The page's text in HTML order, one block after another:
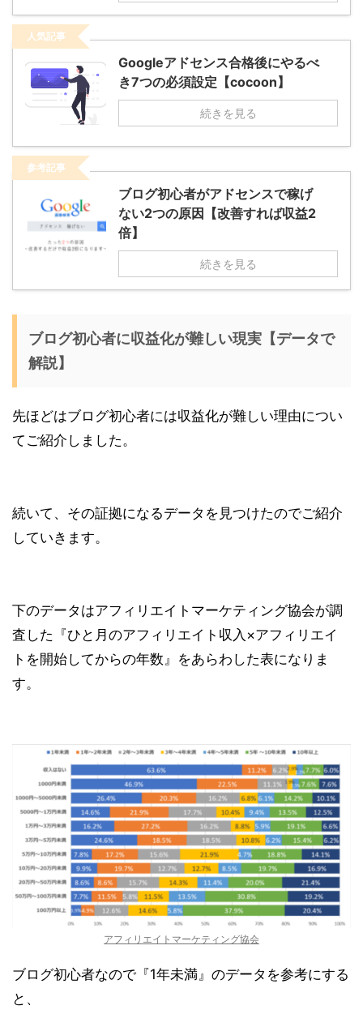
人気記事
Googleアドセンス合格後にやるべ
き7つの必須設定【cocoon】
続きを見る
参考記事
ブログ初心者がアドセンスで稼げ
ない2つの原因【改善すれば収益2
倍】
続きを見る
ブログ初心者に収益化が難しい現実【データで
解説】
先ほどはブログ初心者には収益化が難しい理由につい
てご紹介しました。
続いて、その証拠になるデータを見つけたのでご紹介
していきます。
下のデータはアフィリエイトマーケティング協会が調
査した『ひと月のアフィリエイト収入×アフィリエイ
トを開始してからの年数』をあらわした表になりま
す。
アフィリエイトマーケティング協会
ブログ初心者なので『1年未満』のデータを参考にする
と、